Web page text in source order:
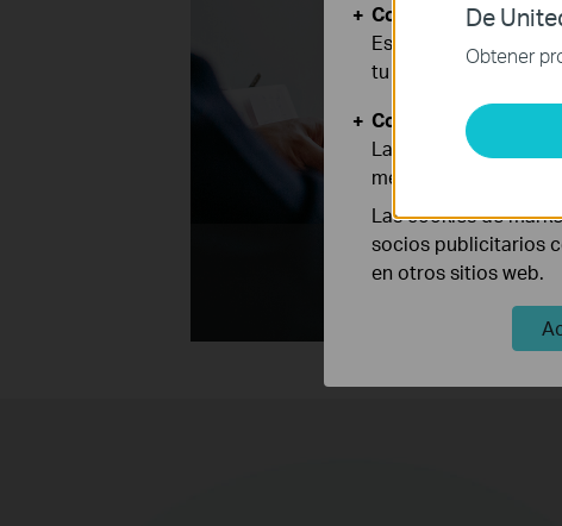
1201Mbps
De
Obtener
Cookies Básicas
Estas cookies son
tu sistema.
Cookies de Análisis
Las cookies de
mejorar y adaptar la
Las cookies de
socios publicitarios
en otros sitios web.